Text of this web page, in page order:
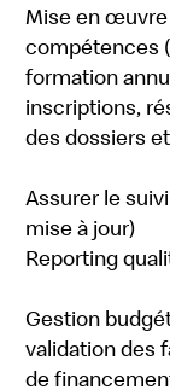
Mise en œuvre
compétences
formation
inscriptions,
des dossiers
Assurer le
mise à jour)
Reporting
Gestion
validation des
de